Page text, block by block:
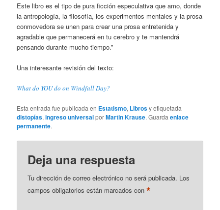
Este libro es el tipo de pura ficción especulativa que amo, donde
la antropología, la filosofía, los experimentos mentales y la prosa
conmovedora se unen para crear una prosa entretenida y
agradable que permanecerá en tu cerebro y te mantendrá
pensando durante mucho tiempo.”
Una interesante revisión del texto:
What do YOU do on Windfall Day?
Esta entrada fue publicada en Estatismo, Librosy etiquetada
distopías,ingreso universalporMartin Krause. Guardaenlace
permanente.
Deja una respuesta
Tu dirección de correo electrónico no será publicada. Los
campos obligatorios están marcados con*